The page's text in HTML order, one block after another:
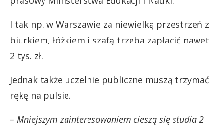
I tak np. w Warszawie za niewielką przestrzeń z
biurkiem, łóżkiem i szafą trzeba zapłacić nawet
2 tys. zł.
Jednak także uczelnie publiczne muszą trzymać
rękę na pulsie.
– Mniejszym zainteresowaniem cieszą się studia 2